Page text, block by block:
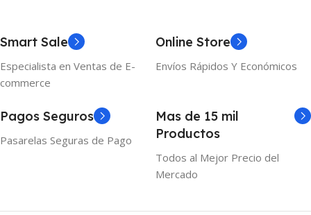
Smart Sale
Especialista en Ventas de E-
commerce
Online Store
Envíos Rápidos Y Económicos
Pagos Seguros
Pasarelas Seguras de Pago
Mas de 15 mil
Productos
Todos al Mejor Precio del
Mercado